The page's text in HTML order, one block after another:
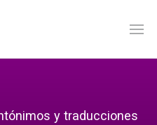
y traducciones